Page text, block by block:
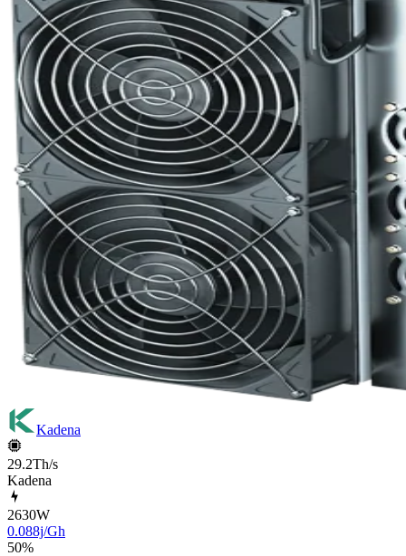
Kadena
29.2Th/s
Kadena
2630W
0.088j/Gh
50%